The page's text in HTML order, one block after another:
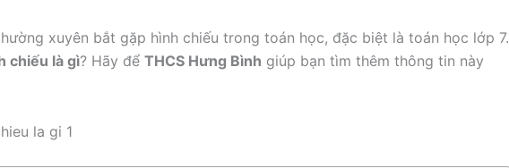
xuyên bắt gặp hình chiếu trong toán học, đặc biệt là toán học lớp 7.
chiếu là gì? Hãy để THCS Hưng Bình giúp bạn tìm thêm thông tin này